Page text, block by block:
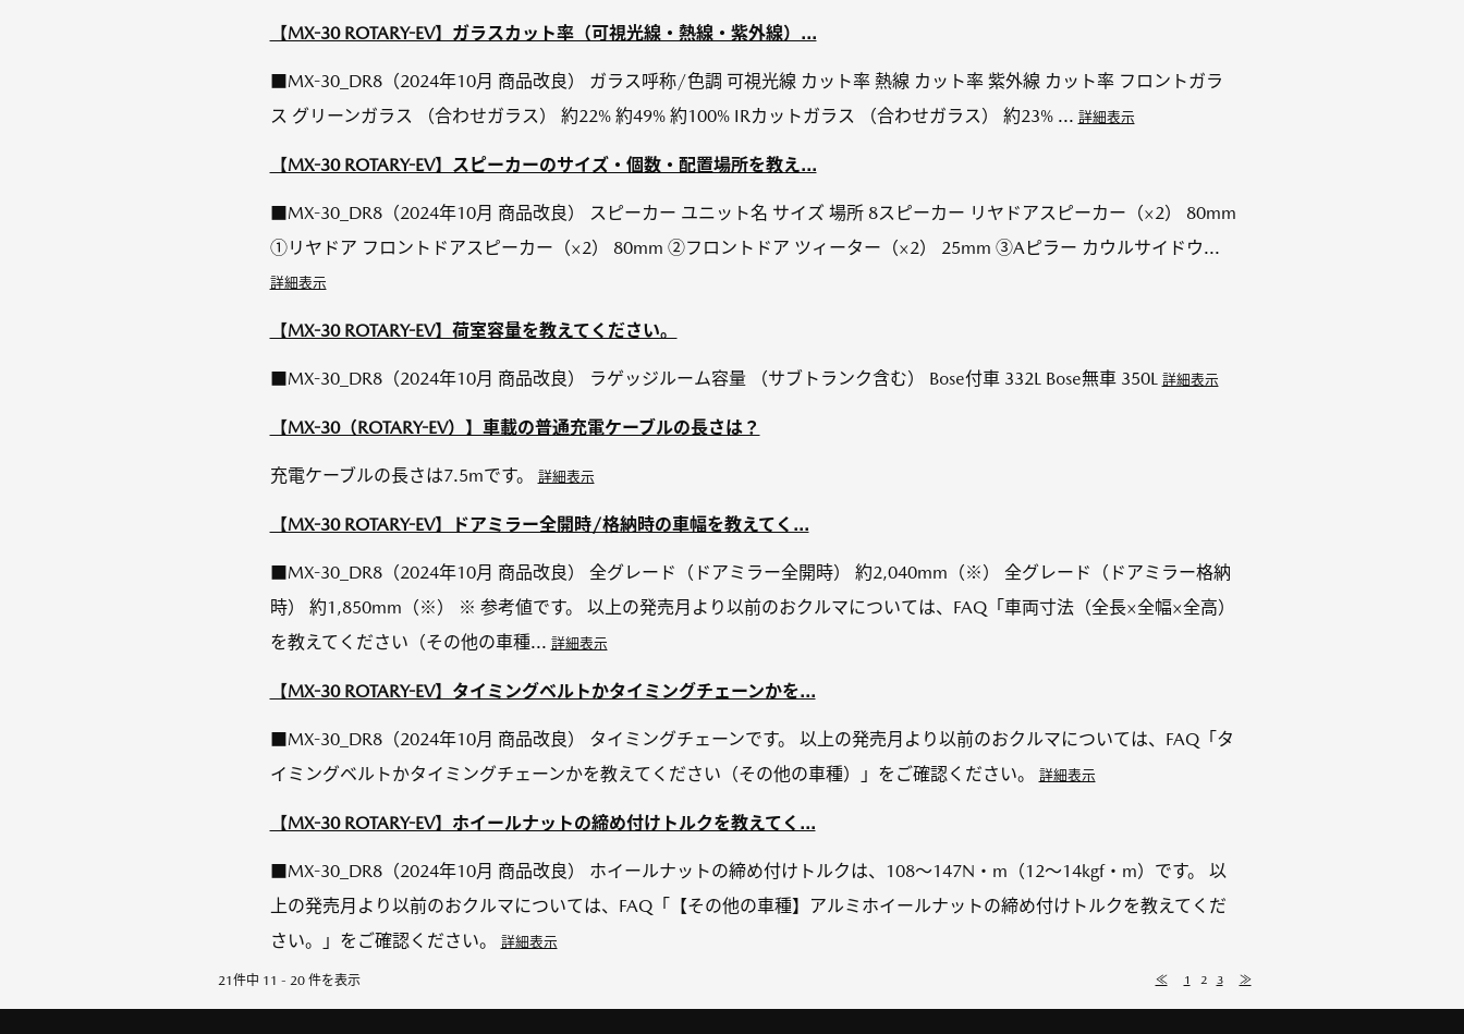
【MX-30 ROTARY-EV】ガラスカット率（可視光線・熱線・紫外線）...
■MX-30_DR8（2024年10月 商品改良） ガラス呼称/色調 可視光線 カット率 熱線 カット率 紫外線 カット率 フロントガラ
ス グリーンガラス （合わせガラス） 約22% 約49% 約100% IRカットガラス （合わせガラス） 約23% ... 詳細表示
【MX-30 ROTARY-EV】スピーカーのサイズ・個数・配置場所を教え...
■MX-30_DR8（2024年10月 商品改良） スピーカー ユニット名 サイズ 場所 8スピーカー リヤドアスピーカー（×2） 80mm
①リヤドア フロントドアスピーカー（×2） 80mm ②フロントドア ツィーター（×2） 25mm ③Aピラー カウルサイドウ...
詳細表示
【MX-30 ROTARY-EV】荷室容量を教えてください。
■MX-30_DR8（2024年10月 商品改良） ラゲッジルーム容量 （サブトランク含む） Bose付車 332L Bose無車 350L 詳細表示
【MX-30（ROTARY-EV）】車載の普通充電ケーブルの長さは？
充電ケーブルの長さは7.5mです。 詳細表示
【MX-30 ROTARY-EV】ドアミラー全開時/格納時の車幅を教えてく...
■MX-30_DR8（2024年10月 商品改良） 全グレード（ドアミラー全開時） 約2,040mm（※） 全グレード（ドアミラー格納
時） 約1,850mm（※） ※ 参考値です。 以上の発売月より以前のおクルマについては、FAQ「車両寸法（全長×全幅×全高）
を教えてください（その他の車種... 詳細表示
【MX-30 ROTARY-EV】タイミングベルトかタイミングチェーンかを...
■MX-30_DR8（2024年10月 商品改良） タイミングチェーンです。 以上の発売月より以前のおクルマについては、FAQ「タ
イミングベルトかタイミングチェーンかを教えてください（その他の車種）」をご確認ください。
詳細表示
【MX-30 ROTARY-EV】ホイールナットの締め付けトルクを教えてく...
■MX-30_DR8（2024年10月 商品改良） ホイールナットの締め付けトルクは、108～147N・m（12～14kgf・m）です。 以
上の発売月より以前のおクルマについては、FAQ「【その他の車種】アルミホイールナットの締め付けトルクを教えてくだ
さい。」をご確認ください。
詳細表示
21件中 11 - 20 件を表示 ≪ 1 2 3 ≫